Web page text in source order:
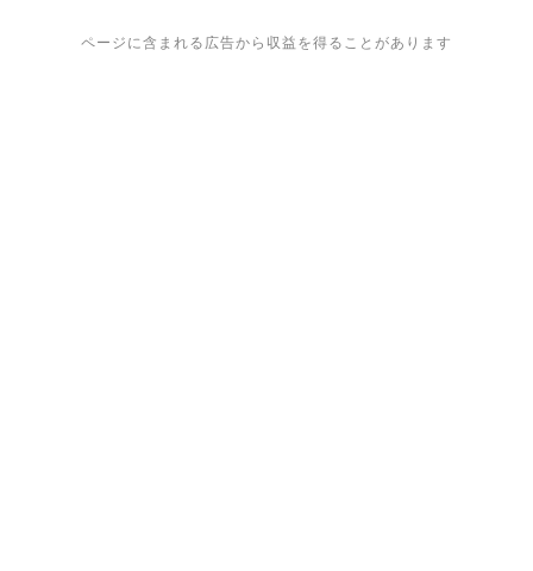
ページに含まれる広告から収益を得ることがあります